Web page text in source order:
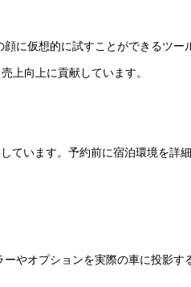
に仮想的に試すことができるツー
上向上に貢献しています。
ています。予約前に宿泊環境を詳
やオプションを実際の車に投影す